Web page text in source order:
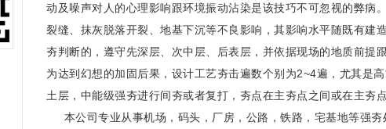
动及噪声对人的心理影响跟环境振动沾染是该技巧不可忽视的弊病
裂缝、抹灰脱落开裂、地基下沉等不良影响，其影响水平随既有
夯判断的，遵守先深层、次中层、后表层，并依据现场的地质前提
为达到幻想的加固后果，设计工艺夯击遍数个别为2~4遍，尤其是
土层，中能级强夯进行间夯或者复打，夯点在主夯点之间或在主夯
本公司专业从事机场，码头，厂房，公路，铁路，宅基地等强夯